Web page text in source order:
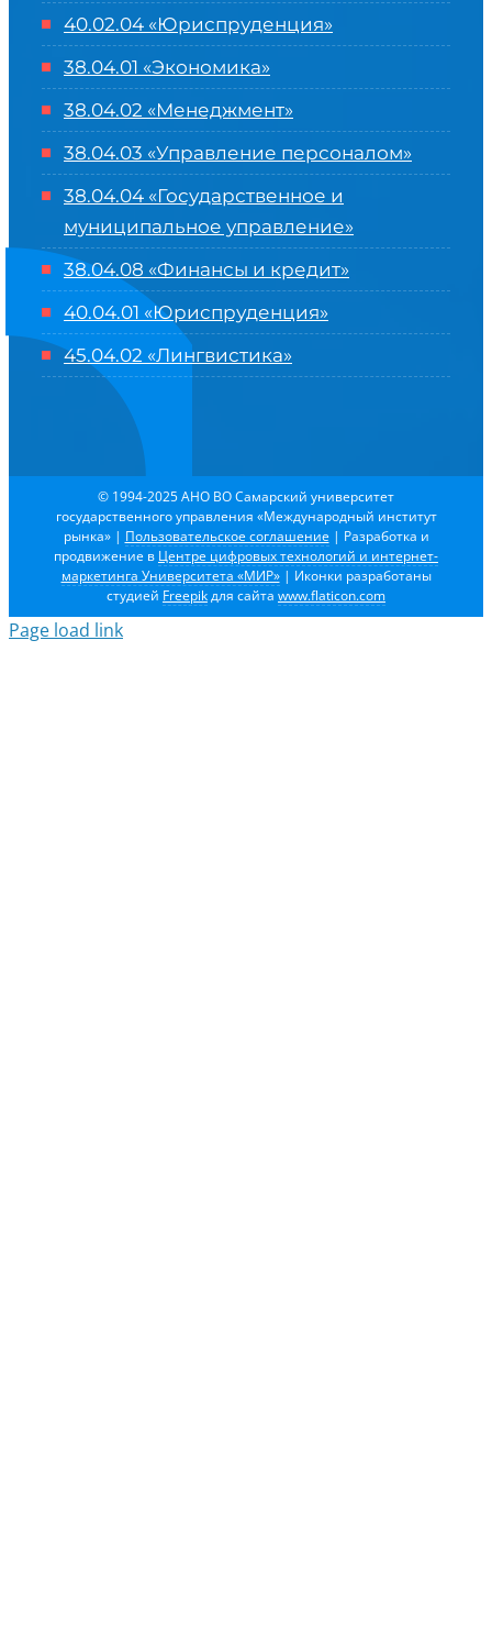
40.02.04 «Юриспруденция»
38.04.01 «Экономика»
38.04.02 «Менеджмент»
38.04.03 «Управление персоналом»
38.04.04 «Государственное и
муниципальное управление»
38.04.08 «Финансы и кредит»
40.04.01 «Юриспруденция»
45.04.02 «Лингвистика»
© 1994-2025 АНО ВО Самарский университет
государственного управления «Международный институт
рынка» | Пользовательское соглашение | Разработка и
продвижение в Центре цифровых технологий и интернет-
маркетинга Университета «МИР»| Иконки разработаны
студией Freepikдля сайта www.flaticon.com
Page load link